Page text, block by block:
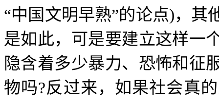
“中国文明早熟”的论点)，其
是如此，可是要建立这样一
隐含着多少暴力、恐怖和征
物吗?反过来，如果社会真